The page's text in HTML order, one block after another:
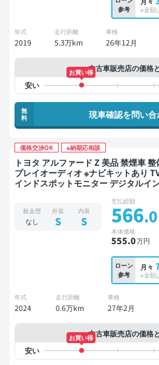
参考
※金額
年式
2019
走行距離
5.3万km
車検
26年12月
中古車販売店の価格
お買い得
無
料
現車確認を問い合
価格交渉OK ※納期応相談
トヨタ アルファード Z 美品 禁煙車 整備記録簿あり ディス
プレイオーディオ ※ナビキットあり
インドスポットモニター デジタルイ
ドア バックモニター 全方位カメラ ド
突軽減 両側電動スライドドア 7人乗り
板金歴
なし
外装
S
内装
S
支払総額
566.0
本体価格
555.0万円
ローン
参考
月々
※金額
年式
2024
走行距離
0.6万km
車検
27年2月
中古車販売店の価格
お買い得